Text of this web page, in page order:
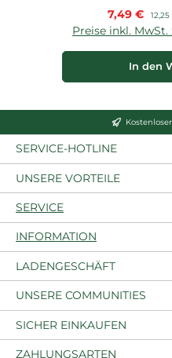
7,49 €
Preise inkl.
In den
SERVICE-HOTLINE
UNSERE VORTEILE
SERVICE
INFORMATION
LADENGESCHÄFT
UNSERE COMMUNITIES
SICHER EINKAUFEN
ZAHLUNGSARTEN